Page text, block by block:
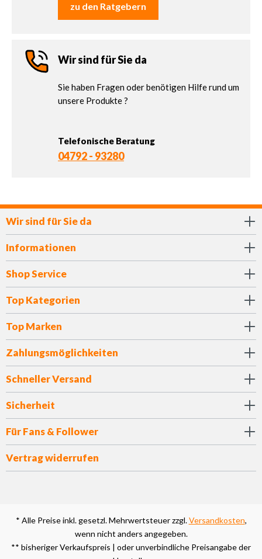
zu den Ratgebern
Wir sind für Sie da
Sie haben Fragen oder benötigen Hilfe rund um
unsere Produkte ?
Telefonische Beratung
04792 - 93280
Wir sind für Sie da
Informationen
Shop Service
Top Kategorien
Top Marken
Zahlungsmöglichkeiten
Schneller Versand
Sicherheit
Für Fans & Follower
Vertrag widerrufen
* Alle Preise inkl. gesetzl. Mehrwertsteuer zzgl.Versandkosten,
wenn nicht anders angegeben.
** bisheriger Verkaufspreis | oder unverbindliche Preisangabe der